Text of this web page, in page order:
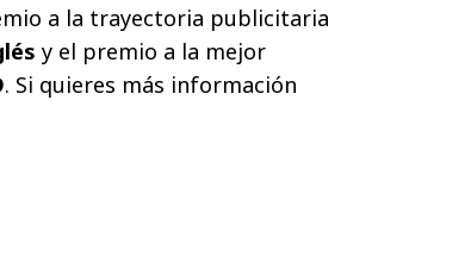
a la trayectoria publicitaria
y el premio a la mejor
. Si quieres más información